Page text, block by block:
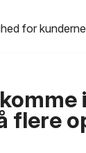
for
flere